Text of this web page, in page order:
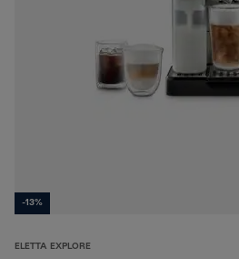
-13%
ELETTA EXPLORE